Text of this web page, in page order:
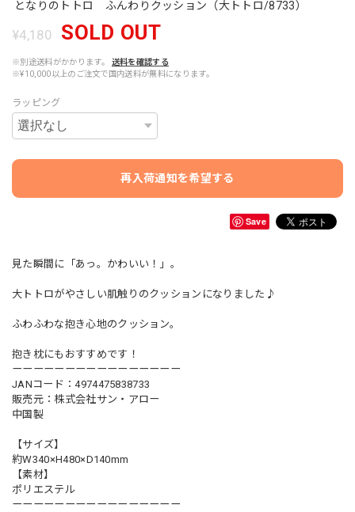
となりのトトロ ふんわりクッション（大トトロ/8733）
¥4,180 SOLD OUT
※別途送料がかかります。
送料を確認する
※¥10,000以上のご注文で国内送料が無料になります。
ラッピング
再入荷通知を希望する
Save
見た瞬間に「あっ。かわいい！」。
大トトロがやさしい肌触りのクッションになりました♪
ふわふわな抱き心地のクッション。
抱き枕にもおすすめです！
ーーーーーーーーーーーーーーーー
JANコード：4974475838733
販売元：株式会社サン・アロー
中国製
【サイズ】
約W340×H480×D140mm
【素材】
ポリエステル
ーーーーーーーーーーーーーーーー